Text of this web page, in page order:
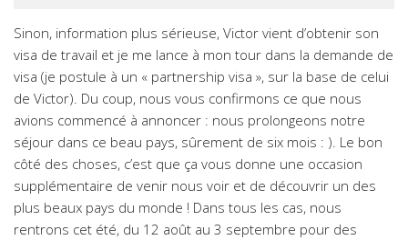
Sinon, information plus sérieuse, Victor vient d’obtenir son
visa de travail et je me lance à mon tour dans la demande de
visa (je postule à un « partnership visa », sur la base de celui
de Victor). Du coup, nous vous confirmons ce que nous
avions commencé à annoncer : nous prolongeons notre
séjour dans ce beau pays, sûrement de six mois : ). Le bon
côté des choses, c’est que ça vous donne une occasion
supplémentaire de venir nous voir et de découvrir un des
plus beaux pays du monde ! Dans tous les cas, nous
rentrons cet été, du 12 août au 3 septembre pour des